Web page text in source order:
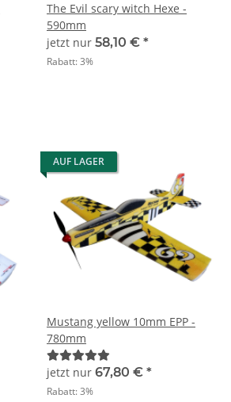
The Evil scary witch Hexe -
590mm
jetzt nur 58,10 € *
Rabatt:3%
AUF LAGER
Mustang yellow 10mm EPP -
780mm
jetzt nur 67,80 € *
Rabatt:3%